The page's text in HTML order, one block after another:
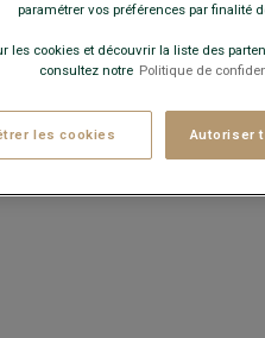
paramétrer vos préférences par finalité
les cookies et découvrir la liste des
consultez notre Politique de
les cookies Autoriser